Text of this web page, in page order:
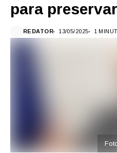
para
REDATOR 13/05/2025 1